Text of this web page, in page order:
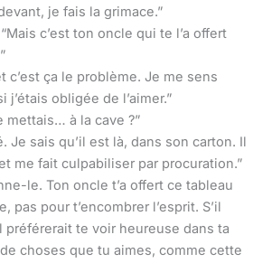
je fais la grimace.”
c’est ton oncle qui te l’a offert
c’est ça le problème. Je me sens
obligée de l’aimer.”
mettais… à la cave ?”
Je sais qu’il est là, dans son carton. Il
me fait culpabiliser par procuration.”
le. Ton oncle t’a offert ce tableau
pas pour t’encombrer l’esprit. S’il
préférerait te voir heureuse dans ta
choses que tu aimes, comme cette